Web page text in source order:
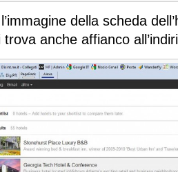
della scheda
anche affianco